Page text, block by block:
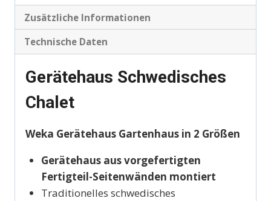
Zusätzliche Informationen
Technische Daten
Gerätehaus Schwedisches
Chalet
Weka Gerätehaus Gartenhaus in 2 Größen
Gerätehaus aus vorgefertigten
Fertigteil-Seitenwänden montiert
Traditionelles schwedisches